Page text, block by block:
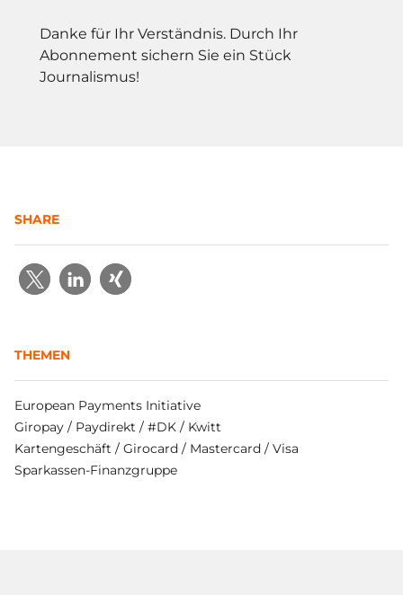
Danke für Ihr Verständnis. Durch Ihr
Abonnement sichern Sie ein Stück
Journalismus!
SHARE
THEMEN
European Payments Initiative
Giropay / Paydirekt / #DK / Kwitt
Kartengeschäft / Girocard / Mastercard / Visa
Sparkassen-Finanzgruppe